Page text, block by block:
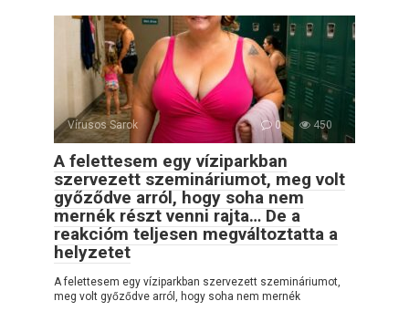
Vírusos Sarok 0 450
A felettesem egy víziparkban
szervezett szemináriumot, meg volt
győződve arról, hogy soha nem
mernék részt venni rajta… De a
reakcióm teljesen megváltoztatta a
helyzetet
A felettesem egy víziparkban szervezett szemináriumot,
meg volt győződve arról, hogy soha nem mernék